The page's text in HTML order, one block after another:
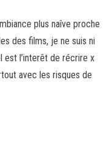
plus naîve proche
des films, je ne suis ni
est l’interêt de récrire x
avec les risques de